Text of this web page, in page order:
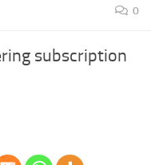
0
subscription